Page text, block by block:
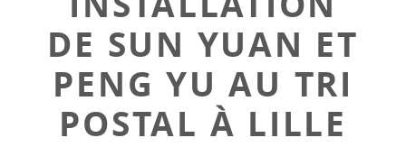
DE SUN YUAN ET
PENG YU AU TRI
POSTAL À LILLE